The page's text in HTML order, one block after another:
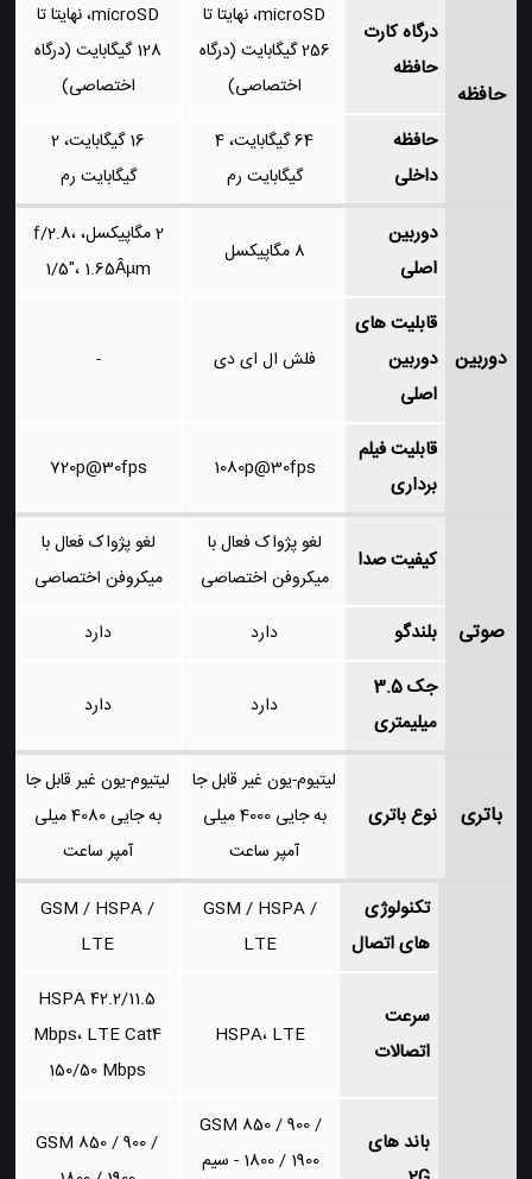
حافظه
درگاه کارت
حافظه
microSD، نهایتا تا
256 گیگابایت (درگاه
اختصاصی)
microSD، نهایتا تا
128 گیگابایت (درگاه
اختصاصی)
حافظه
داخلی
64 گیگابایت، 4
گیگابایت رم
16 گیگابایت، 2
گیگابایت رم
دوربین
دوربین
اصلی
8 مگاپیکسل
2 مگاپیکسل، f/2.8،
1/5"، 1.65Âµm
قابلیت های
دوربین
اصلی
فلش ال ای دی -
قابلیت فیلم
برداری
1080p@30fps
720p@30fps
صوتی
کیفیت صدا
لغو پژواک فعال با
میکروفن اختصاصی
لغو پژواک فعال با
میکروفن اختصاصی
بلندگو دارد دارد
جک 3.5
میلیمتری
دارد دارد
باتری نوع باتری
لیتیوم-یون غیر قابل جا
به جایی 4000 میلی
آمپر ساعت
لیتیوم-یون غیر قابل جا
به جایی 4080 میلی
آمپر ساعت
تکنولوژی
های اتصال
GSM / HSPA /
LTE
GSM / HSPA /
LTE
سرعت
اتصالات
HSPA، LTE
HSPA 42.2/11.5
Mbps، LTE Cat4
150/50 Mbps
باند های
GSM 850 / 900 /
1800 / 1900 - سیم
GSM 850 / 900 /